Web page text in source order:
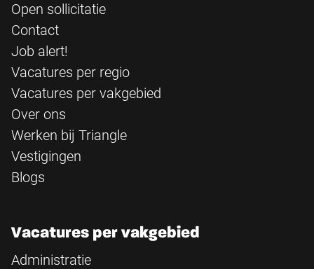
Open sollicitatie
Contact
Job alert!
Vacatures per regio
Vacatures per vakgebied
Over ons
Werken bij Triangle
Vestigingen
Blogs
Vacatures per vakgebied
Administratie